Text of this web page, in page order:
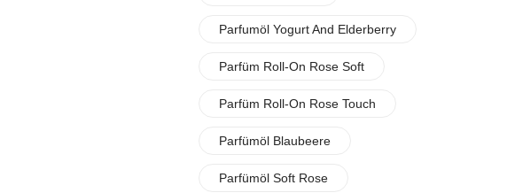
Parfumöl Yogurt And Elderberry
Parfüm Roll-On Rose Soft
Parfüm Roll-On Rose Touch
Parfümöl Blaubeere
Parfümöl Soft Rose